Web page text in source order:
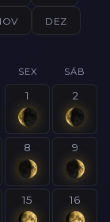
DEZ
SEX SÁB
1 2
8 9
15 16